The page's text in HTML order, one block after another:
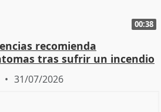
00:38
recomienda
tras sufrir un incendio
31/07/2026